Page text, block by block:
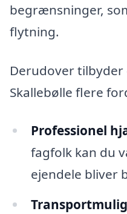
begrænsninger,
flytning.
Derudover
Skallebølle flere
Professionel
fagfolk kan du
ejendele bliver